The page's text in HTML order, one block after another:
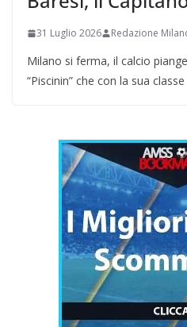
31 Luglio 2026 Redazione
Milano si ferma, il calcio
“Piscinin” che con la sua